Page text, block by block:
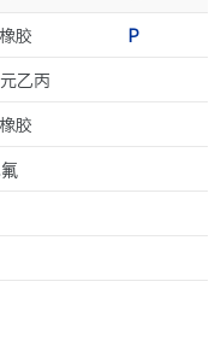
胶
P
乙丙
胶